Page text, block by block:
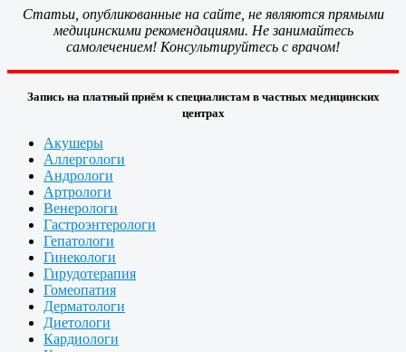
Статьи, опубликованные на сайте, не являются прямыми
медицинскими рекомендациями. Не занимайтесь
самолечением! Консультируйтесь с врачом!
Запись на платный приём к специалистам в частных медицинских
центрах
Акушеры
Аллергологи
Андрологи
Артрологи
Венерологи
Гастроэнтерологи
Гепатологи
Гинекологи
Гирудотерапия
Гомеопатия
Дерматологи
Диетологи
Кардиологи